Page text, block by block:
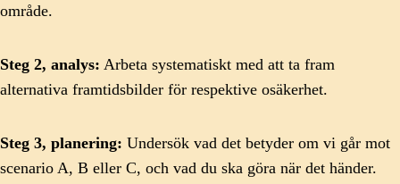
område.
Steg 2, analys: Arbeta systematiskt med att ta fram
alternativa framtidsbilder för respektive osäkerhet.
Steg 3, planering: Undersök vad det betyder om vi går mot
scenario A, B eller C, och vad du ska göra när det händer.